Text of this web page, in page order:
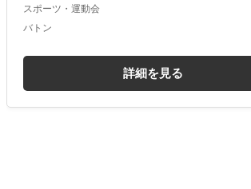
スポーツ・運動会
バトン
詳細を見る